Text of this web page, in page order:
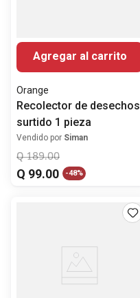
Agregar al carrito
Orange
Recolector de desechos
surtido 1 pieza
Vendido por Siman
Q 189.00
Q 99.00 -48%